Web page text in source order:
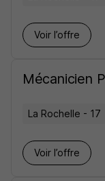
Voir l’offre
Mécanicien
La Rochelle - 17
Voir l’offre